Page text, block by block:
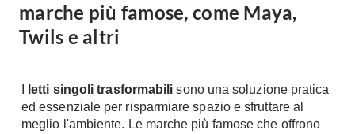
marche più famose, come Maya,
Twils e altri
letti singoli trasformabili sono una soluzione pratica
ed essenziale per risparmiare spazio e sfruttare al
meglio l'ambiente. Le marche più famose che offrono